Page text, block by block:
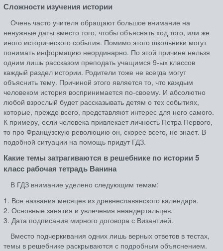
Сложности изучения истории
Очень часто учителя обращают большое внимание на
ненужные даты вместо того, чтобы объяснять ход того, или же
иного исторического события. Помимо этого школьники могут
понимать информацию неординарно. По этой причине нельзя
одним лишь рассказом преподать учащимся 9-ых классов
каждый раздел истории. Родители тоже не всегда могут
объяснить тему. Причиной этого является то, что каждым
человеком история воспринимается по-своему. И абсолютно
любой взрослый будет рассказывать детям о тех событиях,
которые, прежде всего, представляют интерес для него самого.
К примеру, если человека привлекает личность Петра Первого,
то про Французскую революцию он, скорее всего, не знает. В
подобной ситуации на помощь придут ГДЗ.
Какие темы затрагиваются в решебнике по истории 5
класс рабочая тетрадь Ванина
В ГДЗ внимание уделено следующим темам:
1. Все названия месяцев из древнеславянского календаря.
2. Основные занятия и увлечения неандертальцев.
3. Дата подписания мирного договора с Византией.
Вместо подчеркивания одних лишь верных ответов в тестах,
темы в решебнике раскрываются с подробным объяснением.